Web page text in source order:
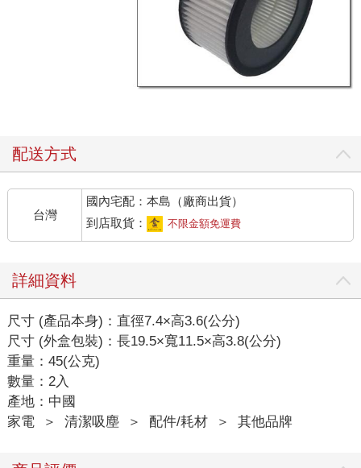
配送方式
台灣
國內宅配：本島（廠商出貨）
到店取貨：
不限金額免運費
詳細資料
尺寸 (產品本身)：直徑7.4×高3.6(公分)
尺寸 (外盒包裝)：長19.5×寬11.5×高3.8(公分)
重量：45(公克)
數量：2入
產地：中國
家電
＞ 清潔吸塵 ＞ 配件/耗材 ＞ 其他品牌